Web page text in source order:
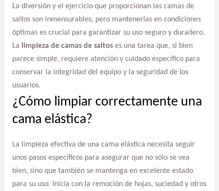
La diversión y el ejercicio que proporcionan las camas de
saltos son inmensurables, pero mantenerlas en condiciones
óptimas es crucial para garantizar su uso seguro y duradero.
La limpieza de camas de saltoses una tarea que, si bien
parece simple, requiere atención y cuidado específico para
conservar la integridad del equipo y la seguridad de los
usuarios.
¿Cómo limpiar correctamente una
cama elástica?
La limpieza efectiva de una cama elástica necesita seguir
unos pasos específicos para asegurar que no sólo se vea
bien, sino que también se mantenga en excelente estado
para su uso. Inicia con la remoción de hojas, suciedad y otros